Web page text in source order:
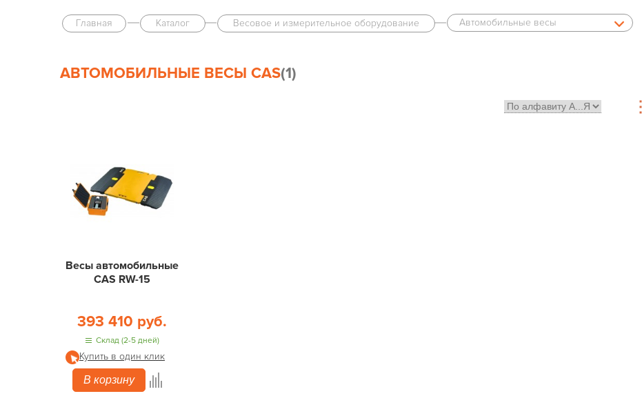
Главная Каталог Весовое и измерительное оборудование Автомобильные весы
АВТОМОБИЛЬНЫЕ ВЕСЫ CAS(1)
Весы автомобильные
CAS RW-15
393 410 руб.
Склад (2-5 дней)
Купить в один клик
В корзину